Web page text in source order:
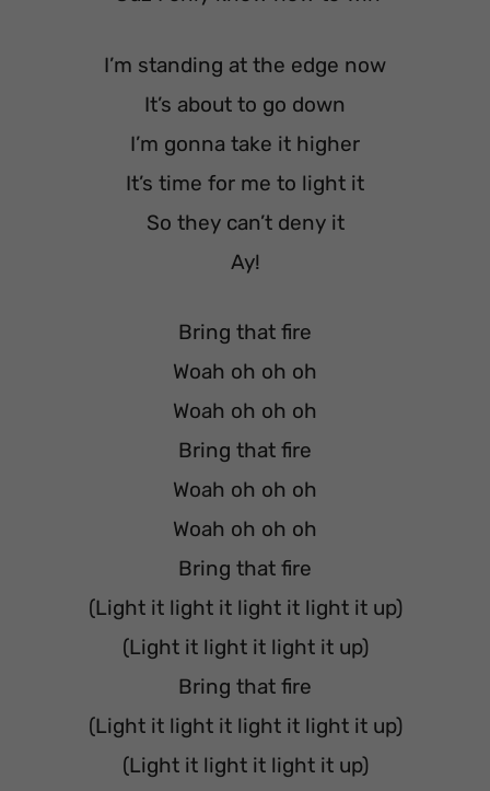
I’m standing at the edge now
It’s about to go down
I’m gonna take it higher
It’s time for me to light it
So they can’t deny it
Ay!
Bring that fire
Woah oh oh oh
Woah oh oh oh
Bring that fire
Woah oh oh oh
Woah oh oh oh
Bring that fire
(Light it light it light it light it up)
(Light it light it light it up)
Bring that fire
(Light it light it light it light it up)
(Light it light it light it up)